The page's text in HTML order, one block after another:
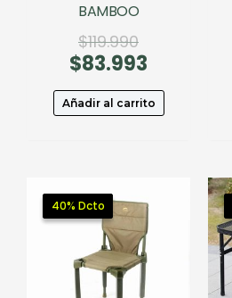
BAMBOO
$119.990El
precio
era:
$119.990.
$83.993
actual
es:
Añadir al carrito
40% Dcto
40% Dcto